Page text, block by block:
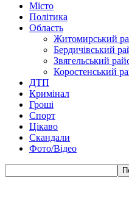
Місто
Політика
Область
Житомирський
Бердичівський
Звягельський
Коростенський
ДТП
Кримінал
Гроші
Спорт
Цікаво
Скандали
Фото/Відео